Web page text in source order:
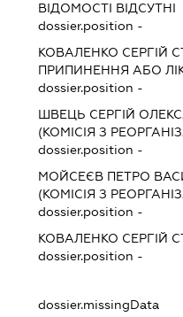
ВІДОМОСТІ ВІДСУТНІ
dossier.position -
КОВАЛЕНКО СЕРГІЙ
ПРИПИНЕННЯ АБО
dossier.position -
ШВЕЦЬ СЕРГІЙ
(КОМІСІЯ З
dossier.position -
МОЙСЕЄВ ПЕТРО
(КОМІСІЯ З
dossier.position -
КОВАЛЕНКО СЕРГІЙ
dossier.position -
dossier.missingData